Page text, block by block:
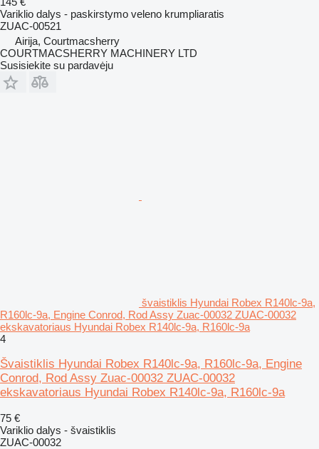
Variklio dalys - paskirstymo veleno krumpliaratis
ZUAC-00521
Airija, Courtmacsherry
COURTMACSHERRY MACHINERY LTD
Susisiekite su pardavėju
švaistiklis Hyundai Robex R140lc-9a,
R160lc-9a, Engine Conrod, Rod Assy Zuac-00032 ZUAC-00032
ekskavatoriaus Hyundai Robex R140lc-9a, R160lc-9a
4
Švaistiklis Hyundai Robex R140lc-9a, R160lc-9a, Engine
Conrod, Rod Assy Zuac-00032 ZUAC-00032
ekskavatoriaus Hyundai Robex R140lc-9a, R160lc-9a
75 €
Variklio dalys - švaistiklis
ZUAC-00032